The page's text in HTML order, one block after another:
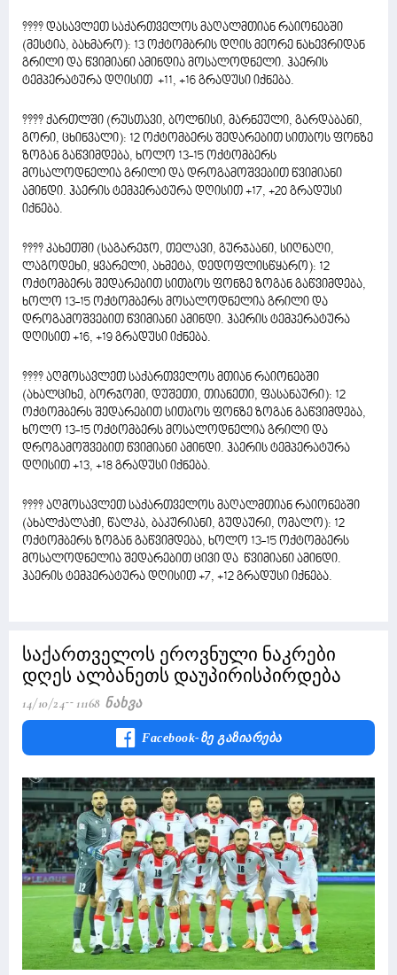
???? დასავლეთ საქართველოს მაღალმთიან რაიონებში
(მესტია, ბახმარო): 13 ოქტომბრის დღის მეორე ნახევრიდან
გრილი და წვიმიანი ამინდია მოსალოდნელი. ჰაერის
ტემპერატურა დღისით +11, +16 გრადუსი იქნება.
???? ქართლში (რუსთავი, ბოლნისი, მარნეული, გარდაბანი,
გორი, ცხინვალი): 12 ოქტომბერს შედარებით სითბოს ფონზე
ზოგან გაწვიმდება, ხოლო 13-15 ოქტომბერს
მოსალოდნელია გრილი და დროგამოშვებით წვიმიანი
ამინდი. ჰაერის ტემპერატურა დღისით +17, +20 გრადუსი
იქნება.
???? კახეთში (საგარეჯო, თელავი, გურჯაანი, სიღნაღი,
ლაგოდეხი, ყვარელი, ახმეტა, დედოფლისწყარო): 12
ოქტომბერს შედარებით სითბოს ფონზე ზოგან გაწვიმდება,
ხოლო 13-15 ოქტომბერს მოსალოდნელია გრილი და
დროგამოშვებით წვიმიანი ამინდი. ჰაერის ტემპერატურა
დღისით +16, +19 გრადუსი იქნება.
???? აღმოსავლეთ საქართველოს მთიან რაიონებში
(ახალციხე, ბორჯომი, დუშეთი, თიანეთი, ფასანაური): 12
ოქტომბერს შედარებით სითბოს ფონზე ზოგან გაწვიმდება,
ხოლო 13-15 ოქტომბერს მოსალოდნელია გრილი და
დროგამოშვებით წვიმიანი ამინდი. ჰაერის ტემპერატურა
დღისით +13, +18 გრადუსი იქნება.
???? აღმოსავლეთ საქართველოს მაღალმთიან რაიონებში
(ახალქალაქი, წალკა, ბაკურიანი, გუდაური, ომალო): 12
ოქტომბერს ზოგან გაწვიმდება, ხოლო 13-15 ოქტომბერს
მოსალოდნელია შედარებით ცივი და წვიმიანი ამინდი.
ჰაერის ტემპერატურა დღისით +7, +12 გრადუსი იქნება.
საქართველოს ეროვნული ნაკრები
დღეს ალბანეთს დაუპირისპირდება
14/10/24 11168 Ნახვა
Facebook-Ზე Გაზიარება